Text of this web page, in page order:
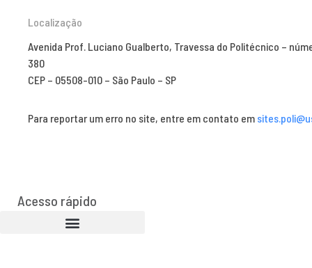
Localização
Avenida Prof. Luciano Gualberto, Travessa do Politécnico –
380
CEP – 05508-010 – São Paulo – SP
Para reportar um erro no site, entre em contato em
Acesso rápido